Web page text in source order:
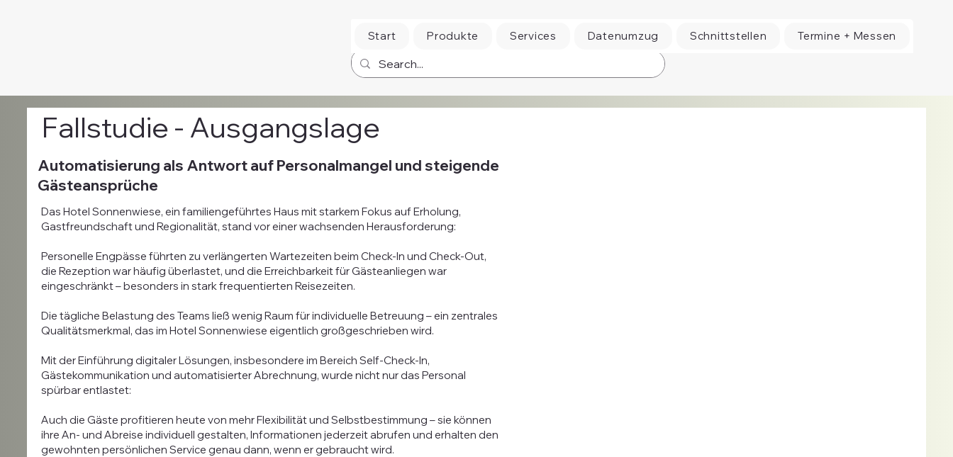
Start Produkte Services Datenumzug Schnittstellen Termine + Messen
Fallstudie - Ausgangslage
Automatisierung als Antwort auf Personalmangel und steigende
Gästeansprüche
Das Hotel Sonnenwiese, ein familiengeführtes Haus mit starkem Fokus auf Erholung,
Gastfreundschaft und Regionalität, stand vor einer wachsenden Herausforderung:
Personelle Engpässe führten zu verlängerten Wartezeiten beim Check-In und Check-Out,
die Rezeption war häufig überlastet, und die Erreichbarkeit für Gästeanliegen war
eingeschränkt – besonders in stark frequentierten Reisezeiten.
Die tägliche Belastung des Teams ließ wenig Raum für individuelle Betreuung – ein zentrales
Qualitätsmerkmal, das im Hotel Sonnenwiese eigentlich großgeschrieben wird.
Mit der Einführung digitaler Lösungen, insbesondere im Bereich Self-Check-In,
Gästekommunikation und automatisierter Abrechnung, wurde nicht nur das Personal
spürbar entlastet:
Auch die Gäste profitieren heute von mehr Flexibilität und Selbstbestimmung – sie können
ihre An- und Abreise individuell gestalten, Informationen jederzeit abrufen und erhalten den
gewohnten persönlichen Service genau dann, wenn er gebraucht wird.